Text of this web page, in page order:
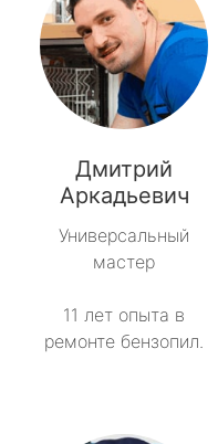
Дмитрий
Аркадьевич
Универсальный
мастер
11 лет опыта в
ремонте бензопил.